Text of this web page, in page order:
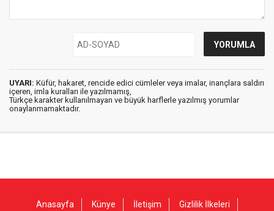
UYARI: Küfür, hakaret, rencide edici cümleler veya imalar, inançlara saldırı
içeren, imla kuralları ile yazılmamış,
Türkçe karakter kullanılmayan ve büyük harflerle yazılmış yorumlar
onaylanmamaktadır.
Anasayfa Künye İletişim
Gizlilik İlkeleri